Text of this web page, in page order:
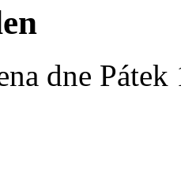
dne